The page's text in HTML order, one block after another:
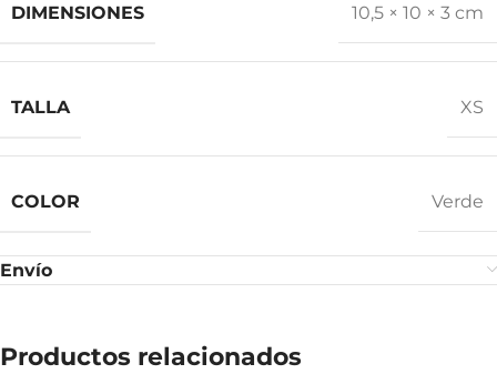
DIMENSIONES 10,5 × 10 × 3 cm
TALLA XS
COLOR Verde
Envío
Productos relacionados